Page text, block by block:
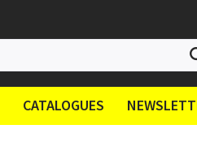
CATALOGUES